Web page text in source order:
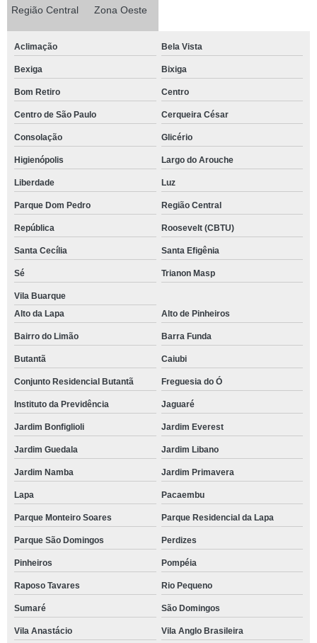
Região Central Zona Oeste
Aclimação Bela Vista
Bexiga Bixiga
Bom Retiro Centro
Centro de São Paulo Cerqueira César
Consolação Glicério
Higienópolis Largo do Arouche
Liberdade Luz
Parque Dom Pedro Região Central
República Roosevelt (CBTU)
Santa Cecília Santa Efigênia
Sé Trianon Masp
Vila Buarque
Alto da Lapa
Alto de Pinheiros
Bairro do Limão Barra Funda
Butantã Caiubi
Conjunto Residencial Butantã Freguesia do Ó
Instituto da Previdência Jaguaré
Jardim Bonfiglioli Jardim Everest
Jardim Guedala Jardim Libano
Jardim Namba Jardim Primavera
Lapa Pacaembu
Parque Monteiro Soares Parque Residencial da Lapa
Parque São Domingos Perdizes
Pinheiros Pompéia
Raposo Tavares Rio Pequeno
Sumaré São Domingos
Vila Anastácio Vila Anglo Brasileira